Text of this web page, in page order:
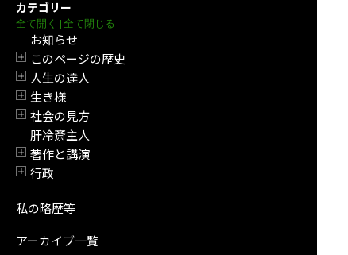
カテゴリー
全て開く | 全て閉じる
お知らせ
開閉
このページの歴史
開閉
人生の達人
開閉
生き様
開閉
社会の見方
肝冷斎主人
開閉
著作と講演
開閉
行政
私の略歴等
アーカイブ一覧